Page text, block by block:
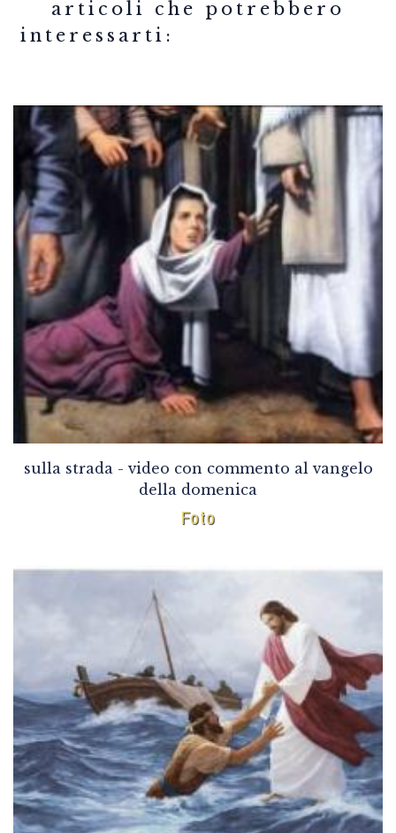
sulla strada - video con commento al vangelo
della domenica
Foto